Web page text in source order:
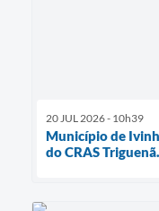
20 JUL 2026 - 10h39
Município de
do CRAS Triguenã.